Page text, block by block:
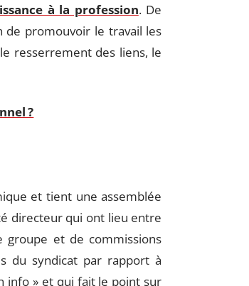
à la profession. De
de promouvoir le travail les
resserrement des liens, le
?
et tient une assemblée
directeur qui ont lieu entre
groupe et de commissions
du syndicat par rapport à
info » et qui fait le point sur